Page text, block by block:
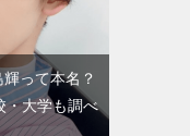
って本名？
・大学も調べ